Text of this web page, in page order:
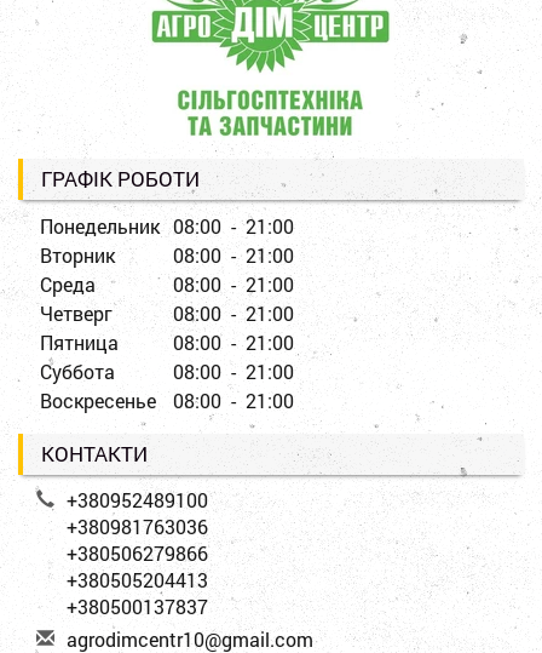
ГРАФІК РОБОТИ
Понедельник 08:00 - 21:00
Вторник
08:00 - 21:00
Среда
08:00 - 21:00
Четверг
08:00 - 21:00
Пятница
08:00 - 21:00
Суббота
08:00 - 21:00
Воскресенье
08:00 - 21:00
КОНТАКТИ
+380952489100
+380981763036
+380506279866
+380505204413
+380500137837
agrodimcentr10@gmail.com